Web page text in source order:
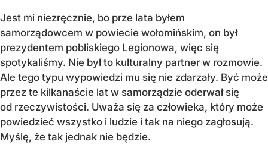
Jest mi niezręcznie, bo prze lata byłem
samorządowcem w powiecie wołomińskim, on był
prezydentem pobliskiego Legionowa, więc się
spotykaliśmy. Nie był to kulturalny partner w rozmowie.
Ale tego typu wypowiedzi mu się nie zdarzały. Być może
przez te kilkanaście lat w samorządzie oderwał się
od rzeczywistości. Uważa się za człowieka, który może
powiedzieć wszystko i ludzie i tak na niego zagłosują.
Myślę, że tak jednak nie będzie.